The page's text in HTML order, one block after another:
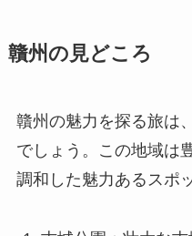
贛州の見どころ
贛州の魅力を探る旅は
でしょう。この地域は
調和した魅力あるスポ